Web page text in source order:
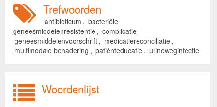
Trefwoorden
antibioticum , bacteriële
geneesmiddelenresistentie , complicatie ,
geneesmiddelenvoorschrift , medicatiereconciliatie ,
multimodale benadering , patiënteducatie , urineweginfectie
Woordenlijst